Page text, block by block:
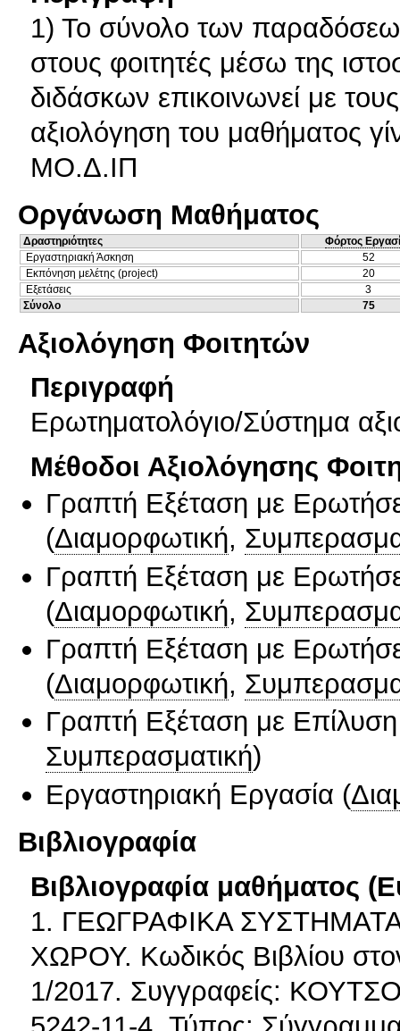
1) Το σύνολο των
στους φοιτητές μέσω της
διδάσκων επικοινωνεί με
αξιολόγηση του μαθήματος
ΜΟ.Δ.ΙΠ
Οργάνωση Μαθήματος
Δραστηριότητες
Φόρτος
Εργαστηριακή Άσκηση
52
Εκπόνηση μελέτης (project)
20
Εξετάσεις
3
Σύνολο
75
Αξιολόγηση Φοιτητών
Περιγραφή
Ερωτηματολόγιο/Σύστημα
Μέθοδοι Αξιολόγησης
Γραπτή Εξέταση με
(Διαμορφωτική,
Γραπτή Εξέταση με
(Διαμορφωτική,
Γραπτή Εξέταση με
(Διαμορφωτική,
Γραπτή Εξέταση με
Συμπερασματική)
Εργαστηριακή Εργασία (
Βιβλιογραφία
Βιβλιογραφία μαθήματος
1. ΓΕΩΓΡΑΦΙΚΑ
ΧΩΡΟΥ. Κωδικός Βιβλίου
1/2017. Συγγραφείς: